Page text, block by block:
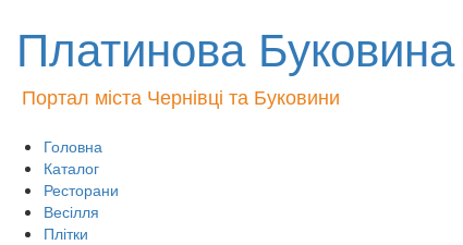
Платинова Буковина
Портал міста Чернівці та Буковини
Головна
Каталог
Ресторани
Весілля
Плітки